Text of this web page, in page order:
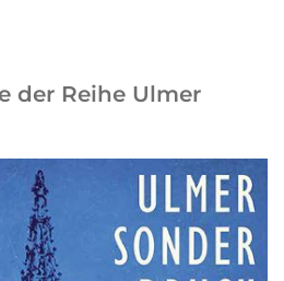
der Reihe Ulmer